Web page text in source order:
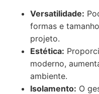
Versatilidade:
formas e
projeto.
Estética:
moderno,
ambiente.
Isolamento: O